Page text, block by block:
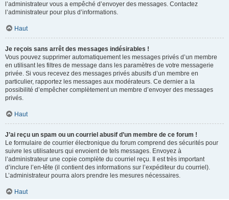
l’administrateur vous a empêché d’envoyer des messages. Contactez
l’administrateur pour plus d’informations.
Haut
Je reçois sans arrêt des messages indésirables !
Vous pouvez supprimer automatiquement les messages privés d’un membre
en utilisant les filtres de message dans les paramètres de votre messagerie
privée. Si vous recevez des messages privés abusifs d’un membre en
particulier, rapportez les messages aux modérateurs. Ce dernier a la
possibilité d’empêcher complètement un membre d’envoyer des messages
privés.
Haut
J’ai reçu un spam ou un courriel abusif d’un membre de ce forum !
Le formulaire de courrier électronique du forum comprend des sécurités pour
suivre les utilisateurs qui envoient de tels messages. Envoyez à
l’administrateur une copie complète du courriel reçu. Il est très important
d’inclure l’en-tête (il contient des informations sur l’expéditeur du courriel).
L’administrateur pourra alors prendre les mesures nécessaires.
Haut